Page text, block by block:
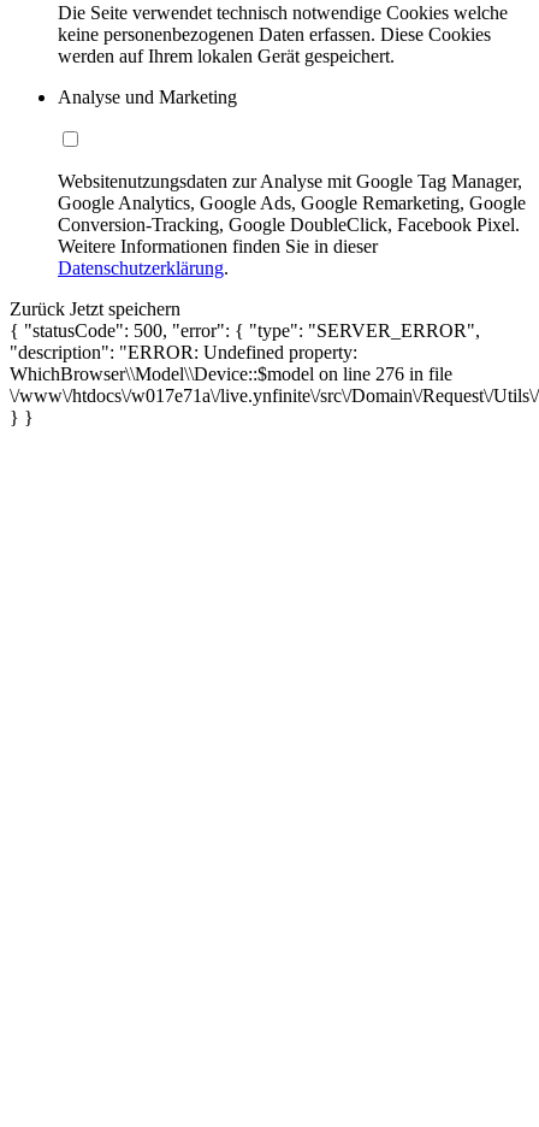
Die Seite verwendet technisch notwendige Cookies welche
keine personenbezogenen Daten erfassen. Diese Cookies
werden auf Ihrem lokalen Gerät gespeichert.
Analyse und Marketing
Websitenutzungsdaten zur Analyse mit Google Tag Manager,
Google Analytics, Google Ads, Google Remarketing, Google
Conversion-Tracking, Google DoubleClick, Facebook Pixel.
Weitere Informationen finden Sie in dieser
Datenschutzerklärung.
Zurück Jetzt speichern
{ "statusCode": 500, "error": { "type": "SERVER_ERROR",
"description": "ERROR: Undefined property:
WhichBrowser\\Model\\Device::$model on line 276 in file
\/www\/htdocs\/w017e71a\/live.ynfinite\/src\/Domain\/Request\/
} }